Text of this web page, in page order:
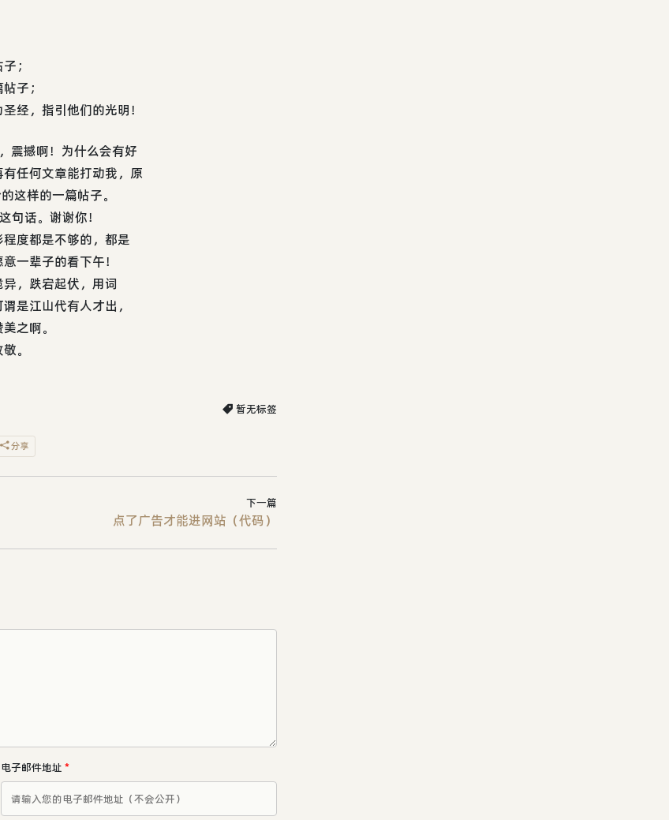
；
子；
经，指引他们的光明！
震撼啊！为什么会有好
任何文章能打动我，原
这样的一篇帖子。
句话。谢谢你！
度都是不够的，都是
一辈子的看下午！
，跌宕起伏，用词
是江山代有人才出，
之啊。
。
暂无标签
分享
下一篇
点了广告才能进网站（代码）
电子邮件地址 *